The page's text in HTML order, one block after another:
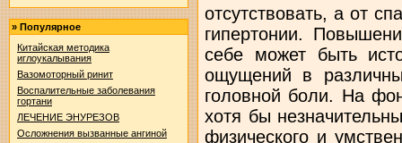
» Популярное
Китайская методика
иглоукалывания
Вазомоторный ринит
Воспалительные заболевания
гортани
ЛЕЧЕНИЕ ЭНУРЕЗОВ
Осложнения вызванные ангиной